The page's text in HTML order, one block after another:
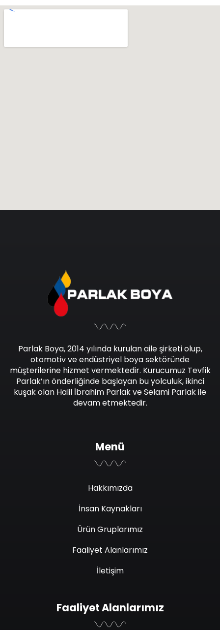
Parlak Boya, 2014 yılında kurulan aile şirketi olup,
otomotiv ve endüstriyel boya sektöründe
müşterilerine hizmet vermektedir. Kurucumuz Tevfik
Parlak’ın önderliğinde başlayan bu yolculuk, ikinci
kuşak olan Halil İbrahim Parlak ve Selami Parlak ile
devam etmektedir.
Menü
Hakkımızda
İnsan Kaynakları
Ürün Gruplarımız
Faaliyet Alanlarımız
İletişim
Faaliyet Alanlarımız